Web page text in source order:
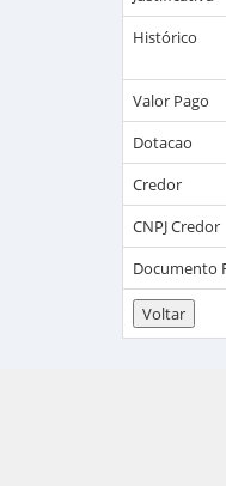
Histórico
Valor Pago
Dotacao
Credor
CNPJ Credor
Documento